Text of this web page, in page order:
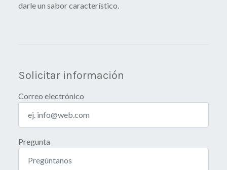
darle un sabor característico.
Solicitar información
Correo electrónico
Pregunta